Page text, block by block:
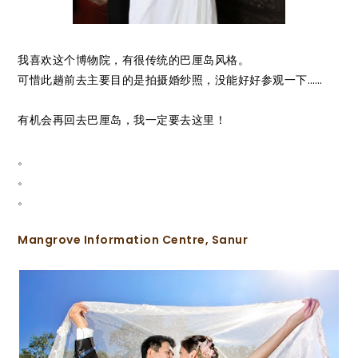
我喜欢这个博物院，有很传统的巴厘岛风格。
可惜此趟前去主要目的是拍摄婚纱照，没能好好参观一下……
有机会再回去巴厘岛，我一定要去这里！
。
。
。
Mangrove Information Centre, Sanur